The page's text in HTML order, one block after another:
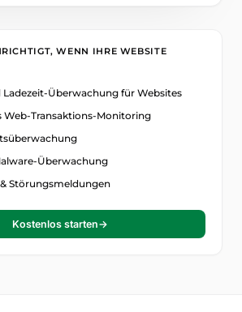
WENN IHRE WEBSITE
Überwachung für Websites
Web-Transaktions-Monitoring
Überwachung
Störungsmeldungen
Kostenlos starten→